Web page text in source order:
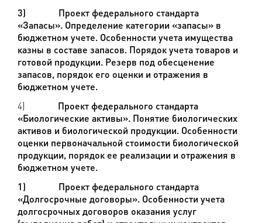
3)
Проект федерального стандарта
«Запасы». Определение категории «запасы» в
бюджетном учете. Особенности учета имущества
казны в составе запасов. Порядок учета товаров и
готовой продукции. Резерв под обесценение
запасов, порядок его оценки и отражения в
бюджетном учете.
4)
Проект федерального стандарта
«Биологические активы». Понятие биологических
активов и биологической продукции. Особенности
оценки первоначальной стоимости биологической
продукции, порядок ее реализации и отражения в
бюджетном учете.
1)
Проект федерального стандарта
«Долгосрочные договоры». Особенности учета
долгосрочных договоров оказания услуг